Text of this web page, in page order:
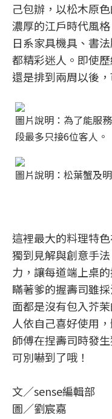
己包辦，以松木原
濃厚的江戶時代風
日系家具機具、書
都精彩迷人。即使
還是排到兩周以後
圖片說明：為了能服
段最多只接6位客人。
圖片說明：松葉蟹及
這裡最大的料理特
獨到見解與創意手
力，讓每道端上桌
瞞著爹的握壽司雖
面都是沒有包入芥
人依自己喜好使用
師傅在捏壽司時發
可別嚇到了哦！
文／sense編輯部
圖／劉宸嘉